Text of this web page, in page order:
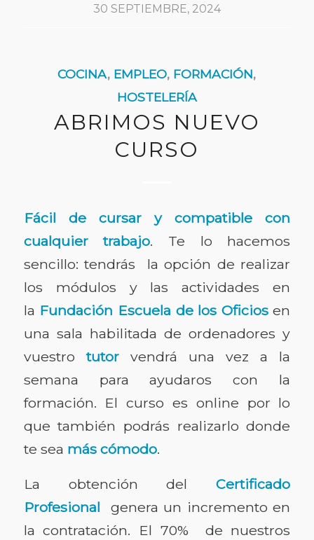
30 SEPTIEMBRE, 2024
COCINA, EMPLEO, FORMACIÓN,
HOSTELERÍA
ABRIMOS NUEVO
CURSO
Fácil de cursar y compatible con
cualquier trabajo. Te lo hacemos
sencillo: tendrás la opción de realizar
los módulos y las actividades en
la Fundación Escuela de los Oficiosen
una sala habilitada de ordenadores y
vuestrotutorvendrá una vez a la
semana para ayudaros con la
formación. El curso es online por lo
que también podrás realizarlo donde
te sea más cómodo.
La obtención delCertificado
Profesional genera un incremento en
la contratación. El 70% de nuestros